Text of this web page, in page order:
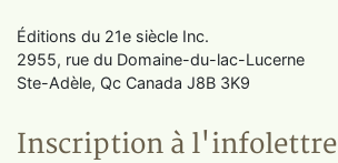
Éditions du 21e siècle Inc.
2955, rue du Domaine-du-lac-Lucerne
Ste-Adèle, Qc Canada J8B 3K9
Inscription à l'infolettre